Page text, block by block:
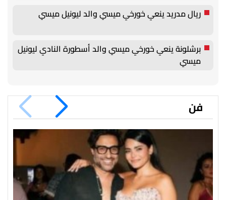
ريال مدريد ينعي خورخي ميسي والد ليونيل ميسي
برشلونة ينعي خورخي ميسي والد أسطورة النادي ليونيل
ميسي
فن